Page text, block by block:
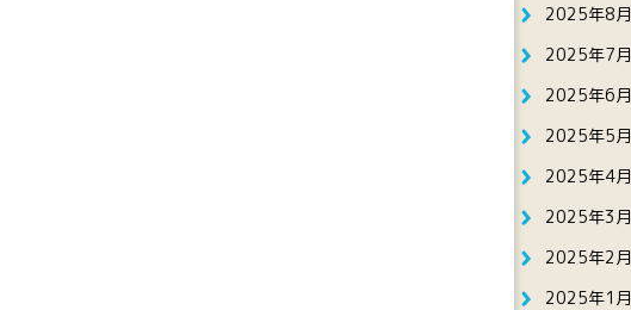
2025年8月
2025年7月
2025年6月
2025年5月
2025年4月
2025年3月
2025年2月
2025年1月